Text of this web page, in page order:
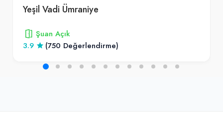
Yeşil Vadi Ümraniye
Şuan Açık
3.9
(750 Değerlendirme)